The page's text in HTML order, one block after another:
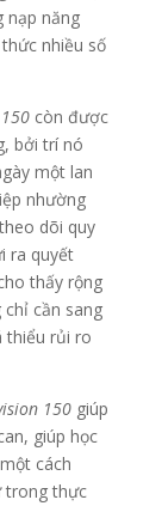
nạp năng
nhiều số
còn được
bởi trí nó
một lan
nhường
dõi quy
ra quyết
thấy rộng
cần sang
thiểu rủi ro
150giúp
giúp học
cách
trong thực